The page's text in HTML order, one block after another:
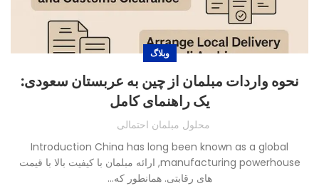
وبلاگ
نحوه واردات مبلمان از چین به عربستان سعودی:
یک راهنمای کامل
محلول مبلمان احتمالی
Introduction China has long been known as a global
manufacturing powerhouse, ارائه مبلمان با کیفیت بالا با قیمت
های رقابتی. همانطور که...